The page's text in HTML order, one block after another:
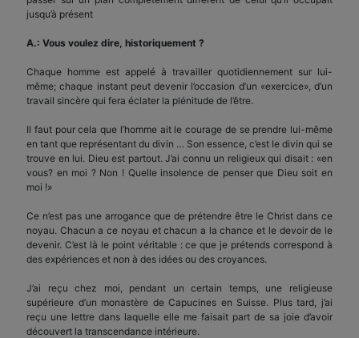
jusqu’à présent
A.: Vous voulez dire, historiquement ?
Chaque homme est appelé à travailler quotidiennement sur lui-
même; chaque instant peut devenir l’occasion d’un «exercice», d’un
travail sincère qui fera éclater la plénitude de l’être.
Il faut pour cela que l’homme ait le courage de se prendre lui-même
en tant que représentant du divin … Son essence, c’est le divin qui se
trouve en lui. Dieu est partout. J’ai connu un religieux qui disait : «en
vous? en moi ? Non ! Quelle insolence de penser que Dieu soit en
moi !»
Ce n’est pas une arrogance que de prétendre être le Christ dans ce
noyau. Chacun a ce noyau et chacun a la chance et le devoir de le
devenir. C’est là le point véritable : ce que je prétends correspond à
des expériences et non à des idées ou des croyances.
J’ai reçu chez moi, pendant un certain temps, une religieuse
supérieure d’un monastère de Capucines en Suisse. Plus tard, j’ai
reçu une lettre dans laquelle elle me faisait part de sa joie d’avoir
découvert la transcendance intérieure.